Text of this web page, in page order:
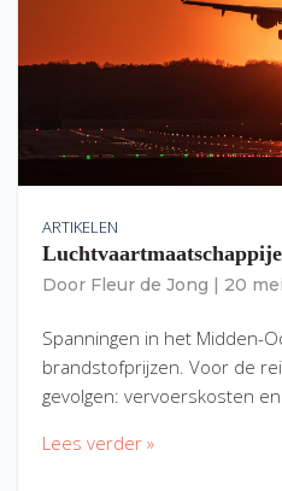
ARTIKELEN
Door Fleur de Jong 20
Spanningen in het Midden-
brandstofprijzen. Voor de
gevolgen: vervoerskosten
Lees verder »